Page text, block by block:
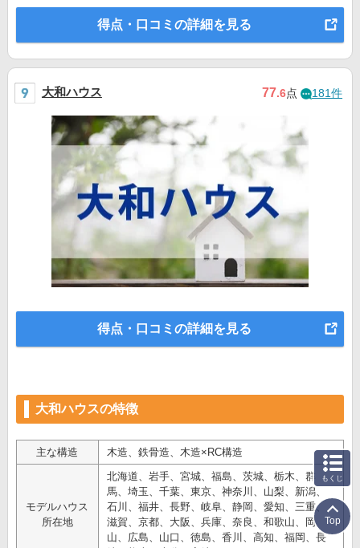
得点・口コミの詳細を見る
大和ハウス 77.6点 181件
得点・口コミの詳細を見る
大和ハウスの特徴
主な構造 木造、鉄骨造、木造×RC構造
モデルハウス
所在地
北海道、岩手、宮城、福島、茨城、栃木、群
馬、埼玉、千葉、東京、神奈川、山梨、新潟、
石川、福井、長野、岐阜、静岡、愛知、三重、
滋賀、京都、大阪、兵庫、奈良、和歌山、岡
山、広島、山口、徳島、香川、高知、福岡、長
もくじ
Top